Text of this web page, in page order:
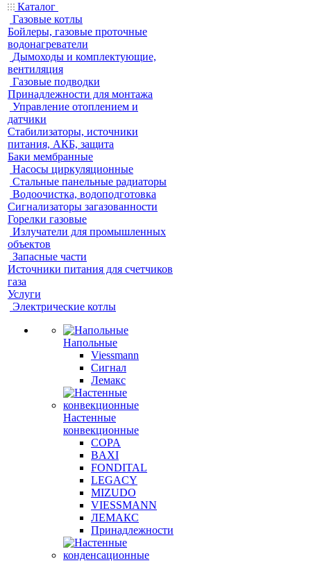
Каталог
Газовые котлы
Бойлеры, газовые проточные
водонагреватели
Дымоходы и комплектующие,
вентиляция
Газовые подводки
Принадлежности для монтажа
Управление отоплением и
датчики
Стабилизаторы, источники
питания, АКБ, защита
Баки мембранные
Насосы циркуляционные
Стальные панельные радиаторы
Водоочистка, водоподготовка
Сигнализаторы загазованности
Горелки газовые
Излучатели для промышленных
объектов
Запасные части
Источники питания для счетчиков
газа
Услуги
Электрические котлы
Напольные
Viessmann
Сигнал
Лемакс
Настенные
конвекционные
COPA
BAXI
FONDITAL
LEGACY
MIZUDO
VIESSMANN
ЛЕМАКС
Принадлежности